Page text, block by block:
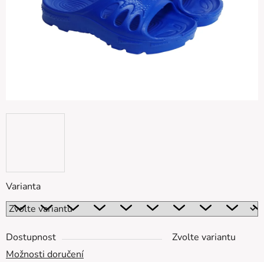
Varianta
Dostupnost
Zvolte variantu
Možnosti doručení
hvězdiček.